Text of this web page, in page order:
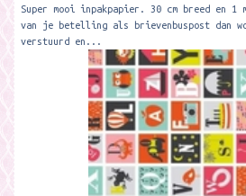
Super mooi inpakpapier. 30 cm breed en
van je betelling als brievenbuspost dan
verstuurd en...